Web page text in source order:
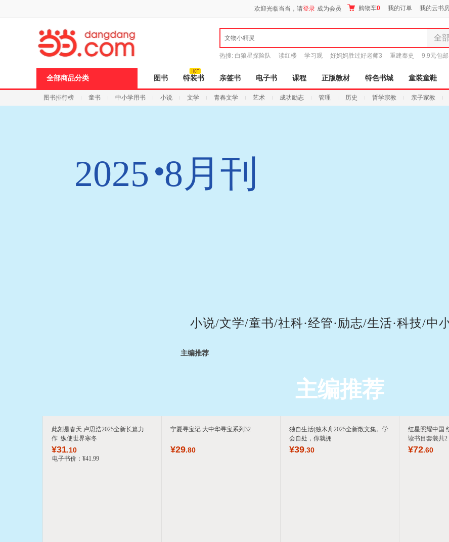
欢迎光临当当，请登录 成为会员 购物车0 我的订单 我的云书
文物小精灵 全
全部
图书
电子
音像
电脑
热搜: 白狼星探险队 读红楼 学习观 好妈妈胜过好老师3 重建秦史 9.9元包邮
全部商品分类 图书 特装书 亲签书 电子书 课程 正版教材 特色书城 童装童鞋
图书排行榜 童书 中小学用书 小说 文学 青春文学 艺术 成功励志 管理 历史 哲学宗教 亲子家教
2025 8月刊
小说/文学/童书/社科·经管·励志/生活·科技/中
主编推荐
主编推荐
此刻是春天 卢思浩2025全新长篇力
作 纵使世界寒冬
¥31.10
电子书价： ¥41.99
宁夏寻宝记 大中华寻宝系列32
¥29.80
独自生活(独木舟2025全新散文集。学
会自处，你就拥
¥39.30
红星照耀中国
读书目套装共2
¥72.60
页
按